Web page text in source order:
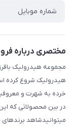
مختصری درباره
هیدرولیک شروع کرده
خرده به شهرت و
در بین محصولاتی که
میتوانیدشاهد